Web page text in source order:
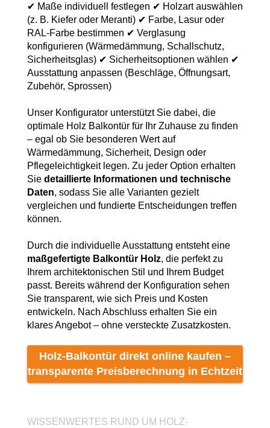
✔ Maße individuell festlegen ✔ Holzart auswählen
(z. B. Kiefer oder Meranti) ✔ Farbe, Lasur oder
RAL-Farbe bestimmen ✔ Verglasung
konfigurieren (Wärmedämmung, Schallschutz,
Sicherheitsglas) ✔ Sicherheitsoptionen wählen ✔
Ausstattung anpassen (Beschläge, Öffnungsart,
Zubehör, Sprossen)
Unser Konfigurator unterstützt Sie dabei, die
optimale Holz Balkontür für Ihr Zuhause zu finden
– egal ob Sie besonderen Wert auf
Wärmedämmung, Sicherheit, Design oder
Pflegeleichtigkeit legen. Zu jeder Option erhalten
Sie detaillierte Informationen und technische
Daten, sodass Sie alle Varianten gezielt
vergleichen und fundierte Entscheidungen treffen
können.
Durch die individuelle Ausstattung entsteht eine
maßgefertigte Balkontür Holz, die perfekt zu
Ihrem architektonischen Stil und Ihrem Budget
passt. Bereits während der Konfiguration sehen
Sie transparent, wie sich Preis und Kosten
entwickeln. Nach Abschluss erhalten Sie ein
klares Angebot – ohne versteckte Zusatzkosten.
Holz-Balkontür direkt online kaufen –
transparente Preisberechnung in Echtzeit
WISSENWERTES RUND UM HOLZ-